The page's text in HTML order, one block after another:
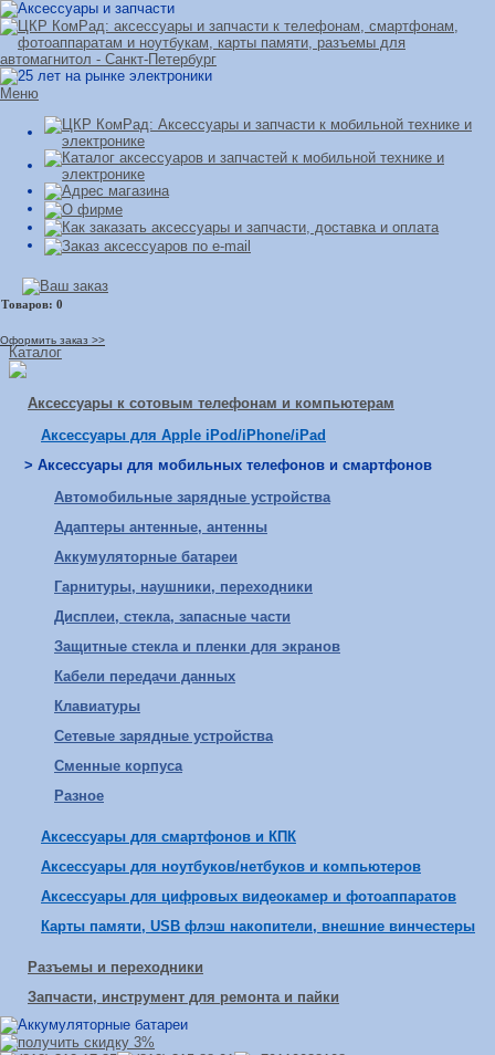
Меню
Оформить заказ >>
Каталог
Аксессуары к сотовым телефонам и компьютерам
Аксессуары для Apple iPod/iPhone/iPad
> Аксессуары для мобильных телефонов и смартфонов
Автомобильные зарядные устройства
Адаптеры антенные, антенны
Аккумуляторные батареи
Гарнитуры, наушники, переходники
Дисплеи, стекла, запасные части
Защитные стекла и пленки для экранов
Кабели передачи данных
Клавиатуры
Сетевые зарядные устройства
Сменные корпуса
Разное
Аксессуары для смартфонов и КПК
Аксессуары для ноутбуков/нетбуков и компьютеров
Аксессуары для цифровых видеокамер и фотоаппаратов
Карты памяти, USB флэш накопители, внешние винчестеры
Разъемы и переходники
Запчасти, инструмент для ремонта и пайки